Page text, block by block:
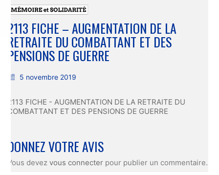
2113 FICHE – AUGMENTATION DE LA
RETRAITE DU COMBATTANT ET DES
PENSIONS DE GUERRE
5 novembre 2019
2113 FICHE - AUGMENTATION DE LA RETRAITE DU
COMBATTANT ET DES PENSIONS DE GUERRE
DONNEZ VOTRE AVIS
Vous devez vous connecter pour publier un commentaire.